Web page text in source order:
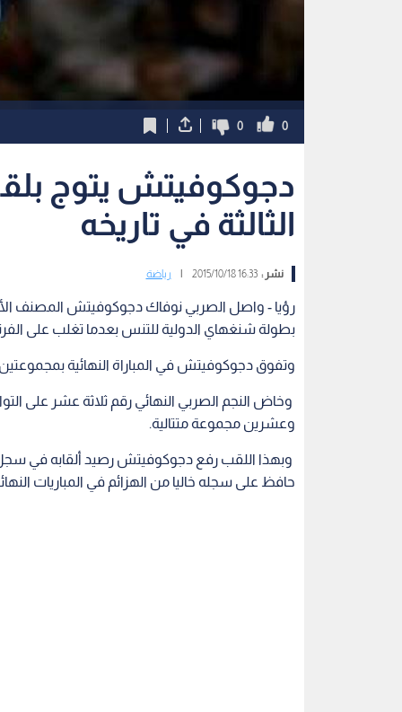
0
0
دجوكوفيتش يتوج
الثالثة في تاريخه
نشر :16:33 2015/10/18 رياضة
رؤيا - واصل الصربي نوفاك دجوكوفيتش المصنف
بطولة شنغهاي الدولية للتنس بعدما تغلب على
وتفوق دجوكوفيتش في المباراة النهائية
وخاض النجم الصربي النهائي رقم ثلاثة عشر على
وعشرين مجموعة متتالية.
وبهذا اللقب رفع دجوكوفيتش رصيد ألقابه في
حافظ على سجله خاليا من الهزائم في المباريات